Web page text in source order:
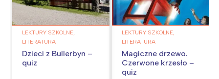
LEKTURY SZKOLNE,
LITERATURA
Dzieci z Bullerbyn –
quiz
LEKTURY SZKOLNE,
LITERATURA
Magiczne drzewo.
Czerwone krzesło –
quiz